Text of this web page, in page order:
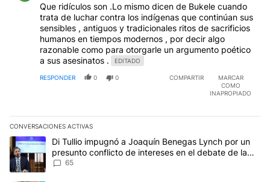
Que ridículos son .Lo mismo dicen de Bukele cuando
trata de luchar contra los indígenas que continúan sus
sensibles , antiguos y tradicionales ritos de sacrificios
humanos en tiempos modernos , por decir algo
razonable como para otorgarle un argumento poético
a sus asesinatos .
EDITADO
RESPONDER 0 0 COMPARTIR
MARCAR
COMO
INAPROPIADO
CONVERSACIONES ACTIVAS
Este listado muestra los artículos con más comentarios en los
Un artículo de tendencia con el título "Di Tullio impugnó a
Di Tullio impugnó a Joaquín Benegas Lynch por un
presunto conflicto de intereses en el debate de la
Ley de Tierras
65